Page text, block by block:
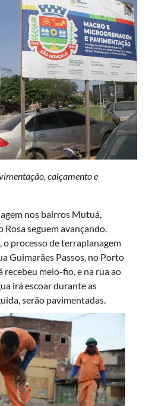
calçamento e
nos bairros Mutuá,
seguem avançando.
processo de terraplanagem
Guimarães Passos, no Porto
recebeu meio-fio, e na rua ao
irá escoar durante as
serão pavimentadas.